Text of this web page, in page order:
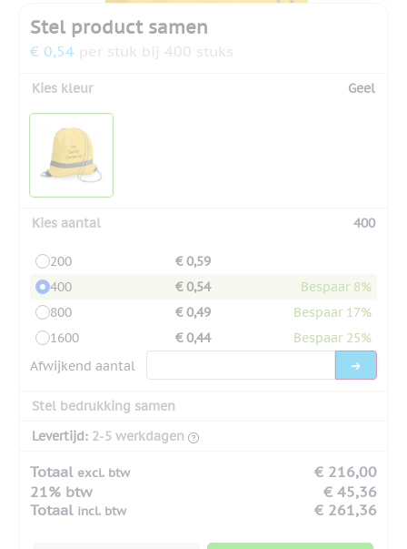
Stel product samen
€ 0,54 per stuk bij 400 stuks
Kies kleur Geel
Kies aantal 400
200
€ 0,59
400
€ 0,54
Bespaar 8%
800
€ 0,49
Bespaar 17%
1600
€ 0,44
Bespaar 25%
Afwijkend aantal
Stel bedrukking samen
Levertijd: 2-5 werkdagen
Totaal excl. btw
€ 216,00
21% btw
€ 45,36
Totaal incl. btw € 261,36